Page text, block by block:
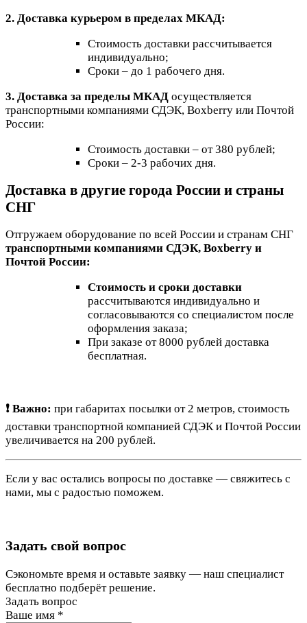
2. Доставка курьером в пределах МКАД:
Стоимость доставки рассчитывается
индивидуально;
Сроки – до 1 рабочего дня.
3. Доставка за пределы МКАД осуществляется
транспортными компаниями СДЭК, Boxberry или Почтой
России:
Стоимость доставки – от 380 рублей;
Сроки – 2-3 рабочих дня.
Доставка в другие города России и страны
СНГ
Отгружаем оборудование по всей России и странам СНГ
транспортными компаниями СДЭК, Boxberry и
Почтой России:
Стоимость и сроки доставки
рассчитываются индивидуально и
согласовываются со специалистом после
оформления заказа;
При заказе от 8000 рублей доставка
бесплатная.
❗ Важно: при габаритах посылки от 2 метров, стоимость
доставки транспортной компанией СДЭК и Почтой России
увеличивается на 200 рублей.
Если у вас остались вопросы по доставке — свяжитесь с
нами, мы с радостью поможем.
Задать свой вопрос
Сэкономьте время и оставьте заявку — наш специалист
бесплатно подберёт решение.
Задать вопрос
Ваше имя *